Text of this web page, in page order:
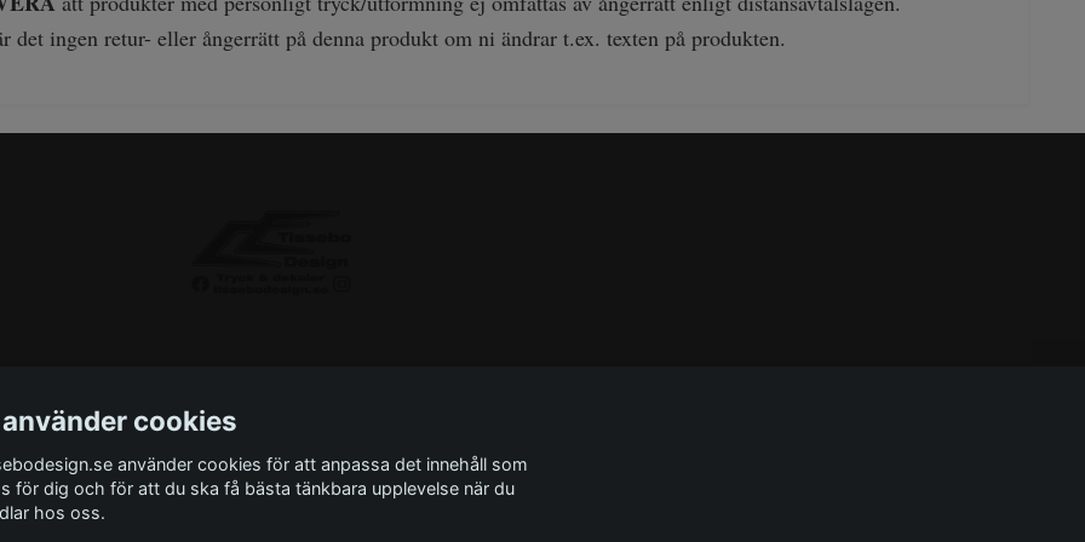
det ingen retur- eller ångerrätt på denna produkt om ni ändrar t.ex. texten på produkten.
oss Monteringsinstruktioner Miljö Storleksguide
cookies
använder cookies för att anpassa det innehåll som
för dig och för att du ska få bästa tänkbara upplevelse när du
hos oss.